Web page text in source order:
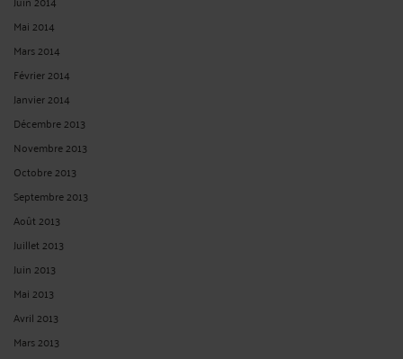
Mai 2014
Mars 2014
Février 2014
Janvier 2014
Décembre 2013
Novembre 2013
Octobre 2013
Septembre 2013
Août 2013
Juillet 2013
Juin 2013
Mai 2013
Avril 2013
Mars 2013